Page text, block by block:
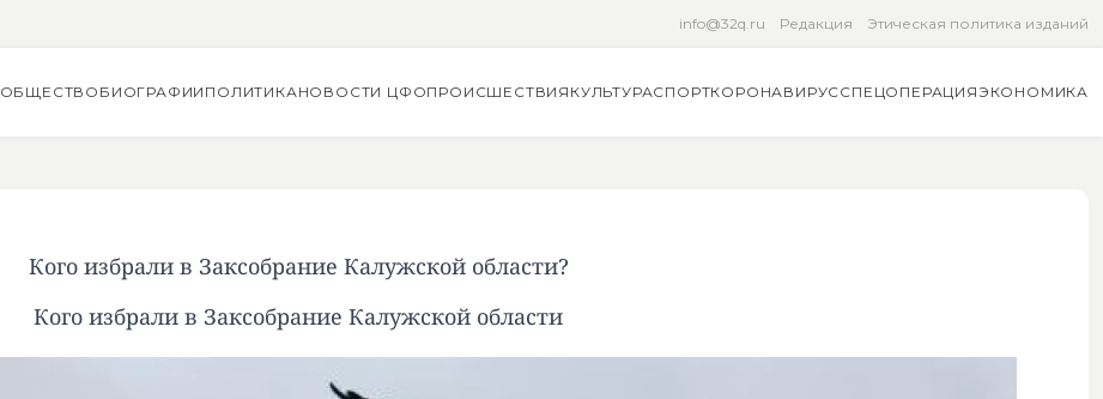
info@32q.ru Редакция Этическая политика изданий
ОБЩЕСТВО БИОГРАФИИ ПОЛИТИКАНОВОСТИ ЦФОПРОИСШЕСТВИЯ КУЛЬТУРАСПОРТКОРОНАВИРУССПЕЦОПЕРАЦИЯЭКОНОМИКА
Кого избрали в Заксобрание Калужской области?
Кого избрали в Заксобрание Калужской области